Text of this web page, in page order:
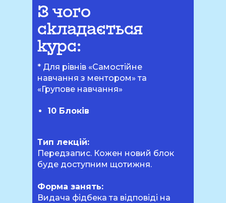
Тип лекцій:
Передзапис. Кожен новий блок
буде доступним щотижня.
Форма занять:
Видача фідбека та відповіді на
З чого
складається
курс:
* Для рівнів «Самостійне
навчання з ментором» та
«Групове навчання»
10 Блоків